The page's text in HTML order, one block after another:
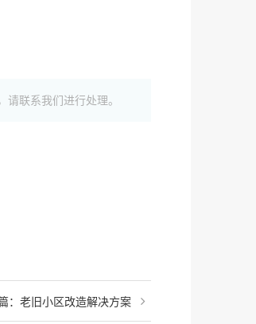
联系我们进行处理。
：老旧小区改造解决方案